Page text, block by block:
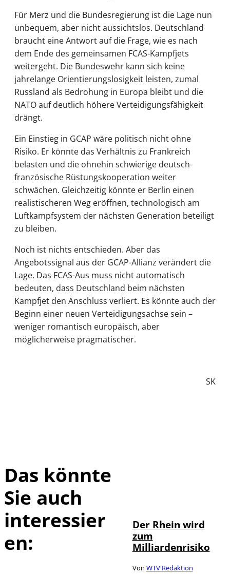
Für Merz und die Bundesregierung ist die Lage nun
unbequem, aber nicht aussichtslos. Deutschland
braucht eine Antwort auf die Frage, wie es nach
dem Ende des gemeinsamen FCAS-Kampfjets
weitergeht. Die Bundeswehr kann sich keine
jahrelange Orientierungslosigkeit leisten, zumal
Russland als Bedrohung in Europa bleibt und die
NATO auf deutlich höhere Verteidigungsfähigkeit
drängt.
Ein Einstieg in GCAP wäre politisch nicht ohne
Risiko. Er könnte das Verhältnis zu Frankreich
belasten und die ohnehin schwierige deutsch-
französische Rüstungskooperation weiter
schwächen. Gleichzeitig könnte er Berlin einen
realistischeren Weg eröffnen, technologisch am
Luftkampfsystem der nächsten Generation beteiligt
zu bleiben.
Noch ist nichts entschieden. Aber das
Angebotssignal aus der GCAP-Allianz verändert die
Lage. Das FCAS-Aus muss nicht automatisch
bedeuten, dass Deutschland beim nächsten
Kampfjet den Anschluss verliert. Es könnte auch der
Beginn einer neuen Verteidigungsachse sein –
weniger romantisch europäisch, aber
möglicherweise pragmatischer.
SK
Das könnte
Sie auch
interessier
en:
Der Rhein wird
zum
Milliardenrisiko
Von WTV Redaktion